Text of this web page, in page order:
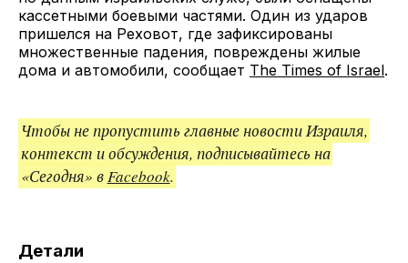
кассетными боевыми частями. Один из ударов
пришелся на Реховот, где зафиксированы
множественные падения, повреждены жилые
дома и автомобили, сообщает The Times of Israel.
Чтобы не пропустить главные новости Израиля,
контекст и обсуждения, подписывайтесь на
«Сегодня» вFacebook.
Детали